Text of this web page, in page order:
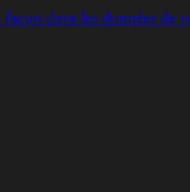
dont les données de